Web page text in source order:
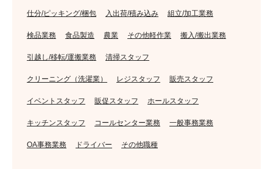
仕分/ピッキング/梱包 入出荷/積み込み 組立/加工業務
検品業務 食品製造 農業 その他軽作業 搬入/搬出業務
引越し/移転/運搬業務 清掃スタッフ
クリーニング（洗濯業） レジスタッフ 販売スタッフ
イベントスタッフ 販促スタッフ ホールスタッフ
キッチンスタッフ コールセンター業務 一般事務業務
OA事務業務 ドライバー その他職種